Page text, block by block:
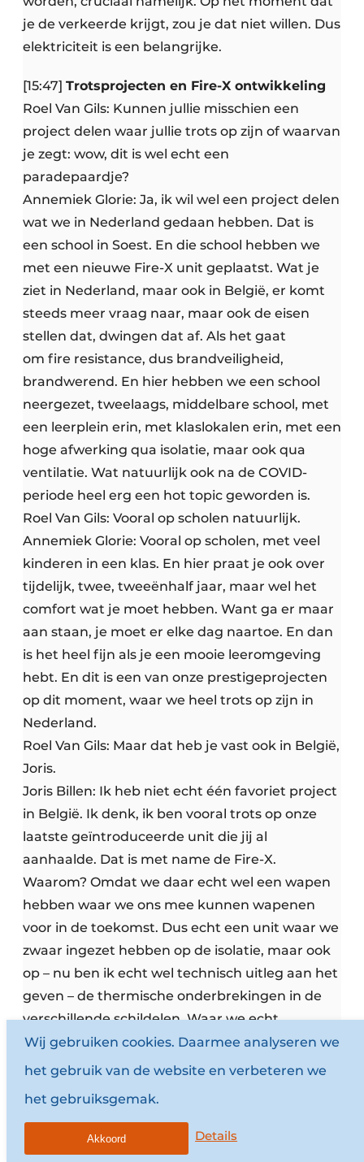
je de verkeerde krijgt, zou je dat niet willen. Dus
elektriciteit is een belangrijke.
[15:47] Trotsprojecten en Fire-X ontwikkeling
Roel Van Gils: Kunnen jullie misschien een
project delen waar jullie trots op zijn of waarvan
je zegt: wow, dit is wel echt een
paradepaardje?
Annemiek Glorie: Ja, ik wil wel een project delen
wat we in Nederland gedaan hebben. Dat is
een school in Soest. En die school hebben we
met een nieuwe Fire-X unit geplaatst. Wat je
ziet in Nederland, maar ook in België, er komt
steeds meer vraag naar, maar ook de eisen
stellen dat, dwingen dat af. Als het gaat
om fire resistance, dus brandveiligheid,
brandwerend. En hier hebben we een school
neergezet, tweelaags, middelbare school, met
een leerplein erin, met klaslokalen erin, met een
hoge afwerking qua isolatie, maar ook qua
ventilatie. Wat natuurlijk ook na de COVID-
periode heel erg een hot topic geworden is.
Roel Van Gils: Vooral op scholen natuurlijk.
Annemiek Glorie: Vooral op scholen, met veel
kinderen in een klas. En hier praat je ook over
tijdelijk, twee, tweeënhalf jaar, maar wel het
comfort wat je moet hebben. Want ga er maar
aan staan, je moet er elke dag naartoe. En dan
is het heel fijn als je een mooie leeromgeving
hebt. En dit is een van onze prestigeprojecten
op dit moment, waar we heel trots op zijn in
Nederland.
Roel Van Gils: Maar dat heb je vast ook in België,
Joris.
Joris Billen: Ik heb niet echt één favoriet project
in België. Ik denk, ik ben vooral trots op onze
laatste geïntroduceerde unit die jij al
aanhaalde. Dat is met name de Fire-X.
Waarom? Omdat we daar echt wel een wapen
hebben waar we ons mee kunnen wapenen
voor in de toekomst. Dus echt een unit waar we
zwaar ingezet hebben op de isolatie, maar ook
op – nu ben ik echt wel technisch uitleg aan het
geven – de thermische onderbrekingen in de
verschillende schildelen. Waar we echt
akoestiek, heel belangrijk ook punt, waar we
ook ingezet hebben op modulaire oplossingen
voor noodverlichting en dergelijke. Dus op dat
gebied denk ik dat we daar wel ook alle
projecten die we tot nu toe gezet hebben,
Wij gebruiken cookies. Daarmee analyseren we
het gebruik van de website en verbeteren we
het gebruiksgemak.
Details
Akkoord